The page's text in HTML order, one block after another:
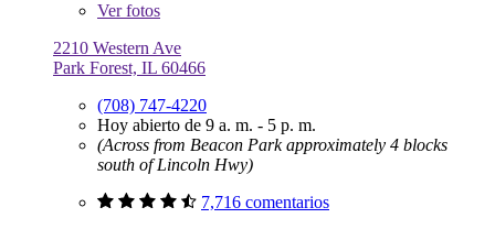
Verfotos
2210 Western Ave
Park Forest, IL 60466
(708) 747-4220
Hoy abierto de 9 a. m. - 5 p. m.
(Across from Beacon Park approximately 4 blocks
south of Lincoln Hwy)
7,716 comentarios